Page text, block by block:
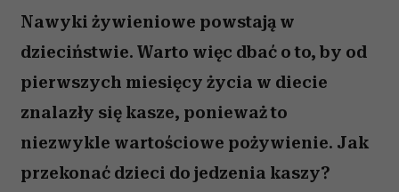
Nawyki żywieniowe powstają w
dzieciństwie. Warto więc dbać o to, by od
pierwszych miesięcy życia w diecie
znalazły się kasze, ponieważ to
niezwykle wartościowe pożywienie. Jak
przekonać dzieci do jedzenia kaszy?